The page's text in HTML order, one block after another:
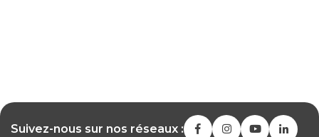
Suivez-nous sur nos réseaux :